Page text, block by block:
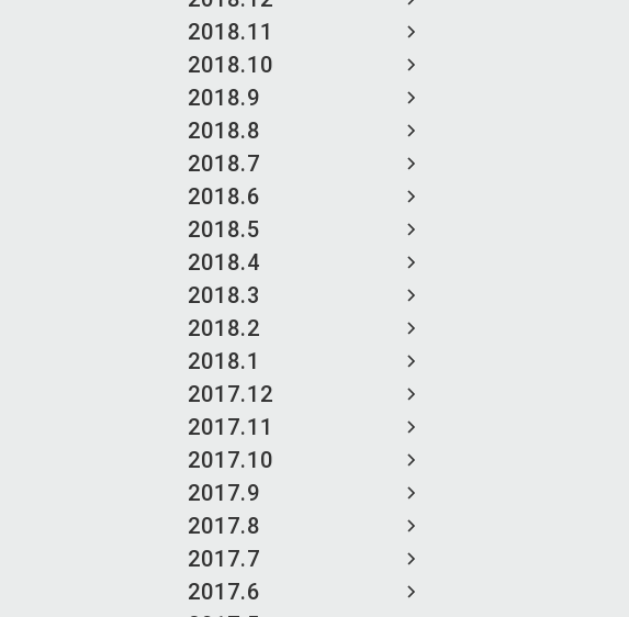
2018.11
2018.10
2018.9
2018.8
2018.7
2018.6
2018.5
2018.4
2018.3
2018.2
2018.1
2017.12
2017.11
2017.10
2017.9
2017.8
2017.7
2017.6